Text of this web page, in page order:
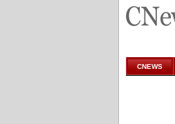
аналитике
CNEWS